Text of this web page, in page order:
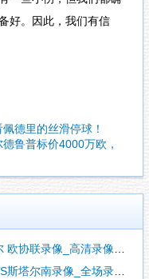
好。因此，我们有信
德里的丝滑停球！
鲁普标价4000万欧，
像_高清录像【全场回放】
像_全场录像【全场回放】